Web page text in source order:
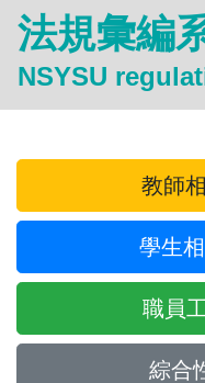
法規彙編
NSYSU
教師
學生
職員
綜合